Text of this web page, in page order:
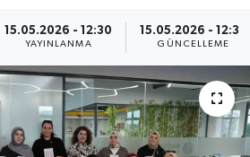
15.05.2026 - 12:30
YAYINLANMA
15.05.2026 - 12:35
GÜNCELLEME